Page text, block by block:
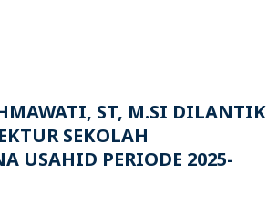
ST, M.SI DILANTIK
SEKOLAH
USAHID PERIODE 2025-